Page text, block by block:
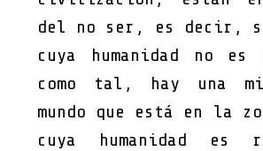
del no ser, es decir,
cuya humanidad no es
como tal, hay una
mundo que está en la
cuya humanidad es